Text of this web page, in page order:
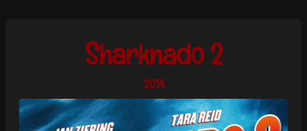
Sharknado 2
2014